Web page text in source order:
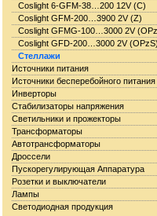
Coslight 6-GFM-38…200 12V (C)
Coslight GFM-200…3900 2V (Z)
Coslight GFMG-100…3000 2V
Coslight GFD-200…3000 2V (OPzS)
Стеллажи
Источники питания
Источники бесперебойного питания
Инверторы
Стабилизаторы напряжения
Светильники и прожекторы
Трансформаторы
Автотрансформаторы
Дроссели
Пускорегулирующая Аппаратура
Розетки и выключатели
Лампы
Светодиодная продукция